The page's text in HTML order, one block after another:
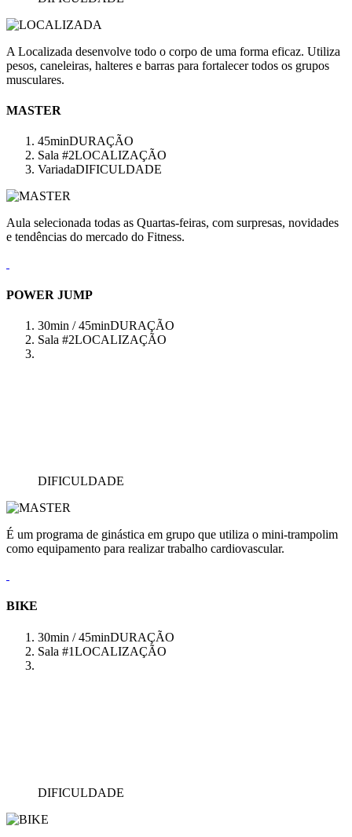
A Localizada desenvolve todo o corpo de uma forma eficaz. Utiliza
pesos, caneleiras, halteres e barras para fortalecer todos os grupos
musculares.
MASTER
45minDURAÇÃO
Sala #2LOCALIZAÇÃO
VariadaDIFICULDADE
Aula selecionada todas as Quartas-feiras, com surpresas, novidades
e tendências do mercado do Fitness.
POWER JUMP
30min / 45minDURAÇÃO
Sala #2LOCALIZAÇÃO
DIFICULDADE
É um programa de ginástica em grupo que utiliza o mini-trampolim
como equipamento para realizar trabalho cardiovascular.
BIKE
30min / 45minDURAÇÃO
Sala #1LOCALIZAÇÃO
DIFICULDADE